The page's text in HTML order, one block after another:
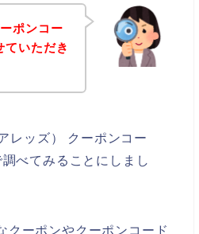
ポンコー
ていただき
レッズ） クーポンコー
べてみることにしまし
クーポンやクーポンコード